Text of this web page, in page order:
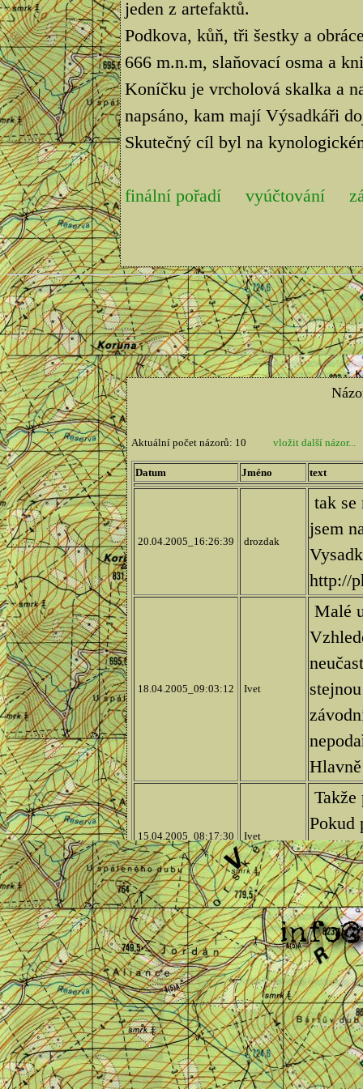
jeden z artefaktů.
Podkova, kůň, tři šestky a
666 m.n.m, slaňovací osma a
Koníčku je vrcholová skalka a
napsáno, kam mají Výsadkáři
Skutečný cíl byl na
finální pořadí vyúčtování